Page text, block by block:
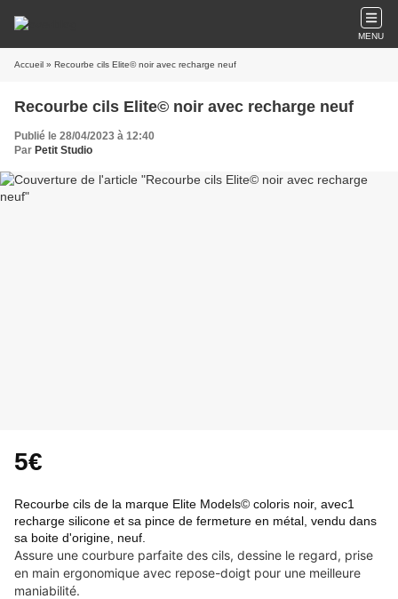
MENU
Accueil » Recourbe cils Elite© noir avec recharge neuf
Recourbe cils Elite© noir avec recharge neuf
Publié le 28/04/2023 à 12:40
Par Petit Studio
5€
Recourbe cils de la marque Elite Models© coloris noir, avec1
recharge silicone et sa pince de fermeture en métal, vendu dans
sa boite d'origine, neuf.
Assure une courbure parfaite des cils, dessine le regard, prise
en main ergonomique avec repose-doigt pour une meilleure
maniabilité.